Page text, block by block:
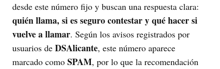
desde este número fijo y buscan una respuesta clara:
quién llama, si es seguro contestar y qué hacer si
vuelve a llamar. Según los avisos registrados por
usuarios de DSAlicante, este número aparece
marcado como SPAM, por lo que la recomendación